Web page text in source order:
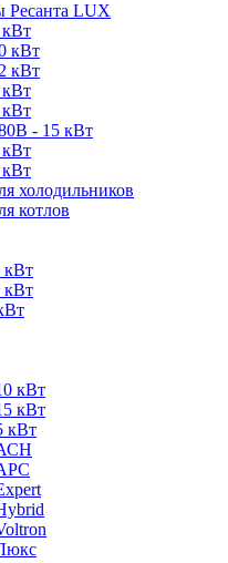
Ресанта LUX
кВт
кВт
кВт
кВт
кВт
- 15 кВт
кВт
кВт
холодильников
котлов
кВт
кВт
кВт
кВт
кВт